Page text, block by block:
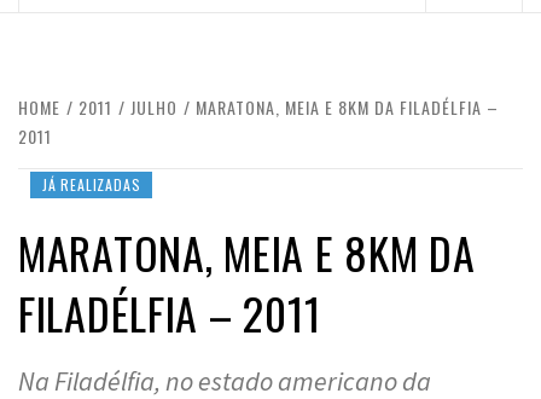
HOME 2011 JULHO
MARATONA, MEIA E 8KM DA FILADÉLFIA –
2011
JÁ REALIZADAS
MARATONA, MEIA E 8KM DA
FILADÉLFIA – 2011
Na Filadélfia, no estado americano da